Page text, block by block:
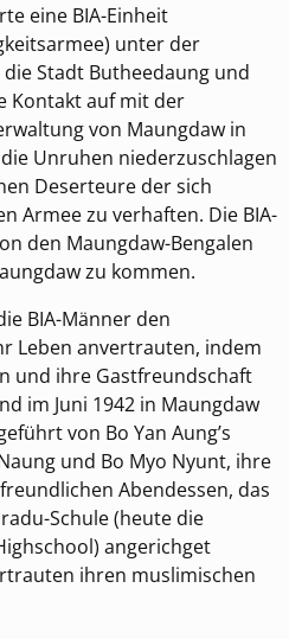
eine BIA-Einheit
unter der
Stadt Butheedaung und
Kontakt auf mit der
von Maungdaw in
Unruhen niederzuschlagen
Deserteure der sich
Armee zu verhaften. Die BIA-
den Maungdaw-Bengalen
zu kommen.
BIA-Männer den
Leben anvertrauten, indem
und ihre Gastfreundschaft
im Juni 1942 in Maungdaw
von Bo Yan Aung’s
und Bo Myo Nyunt, ihre
Abendessen, das
Schule (heute die
angerichget
ihren muslimischen